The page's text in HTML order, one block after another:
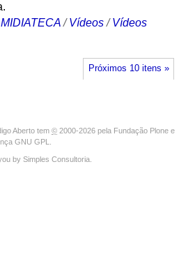
MIDIATECA /Vídeos /Vídeos
Próximos 10 itens »
Aberto tem © 2000-2026 pela Fundação Plone e
GNU GPL
by Simples Consultoria